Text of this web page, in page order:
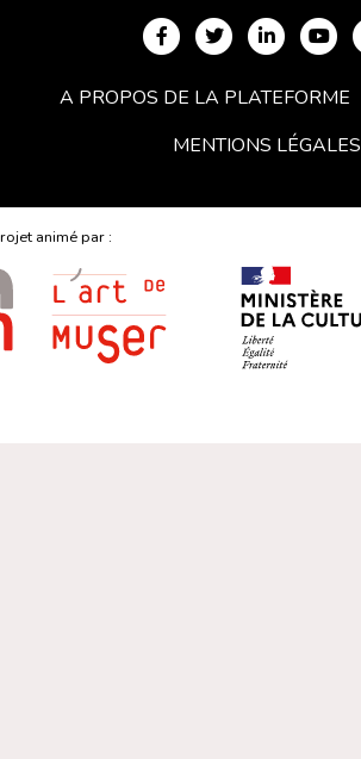
A PROPOS DE LA PLATEFORME
MENTIONS LÉGALES
animé par :